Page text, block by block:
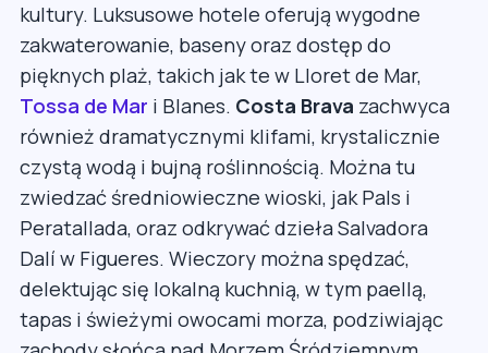
kultury. Luksusowe hotele oferują wygodne
zakwaterowanie, baseny oraz dostęp do
pięknych plaż, takich jak te w Lloret de Mar,
Tossa de Mar i Blanes. Costa Brava zachwyca
również dramatycznymi klifami, krystalicznie
czystą wodą i bujną roślinnością. Można tu
zwiedzać średniowieczne wioski, jak Pals i
Peratallada, oraz odkrywać dzieła Salvadora
Dalí w Figueres. Wieczory można spędzać,
delektując się lokalną kuchnią, w tym paellą,
tapas i świeżymi owocami morza, podziwiając